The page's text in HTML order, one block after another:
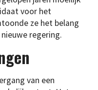
voor het
ze het belang
regering.
van een